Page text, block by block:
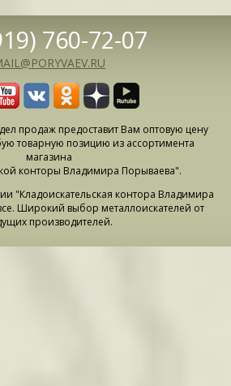
760-72-07
продаж предоставит Вам оптовую цену
товарную позицию из ассортимента
магазина
конторы Владимира Порываева".
"Кладоискательская контора Владимира
Широкий выбор металлоискателей от
производителей.